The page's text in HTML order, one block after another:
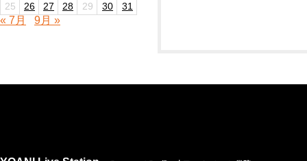
25
26 27 28 29 30 31
« 7月 9月 »